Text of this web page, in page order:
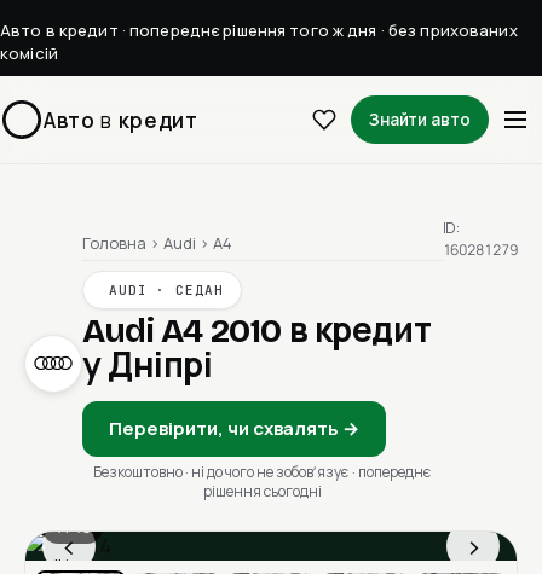
Авто в кредит · попереднє рішення того ж дня · без прихованих
комісій
Авто в кредит Знайти авто
Головна › Audi › A4
AUDI · СЕДАН
Audi A4 2010 в кредит
у Дніпрі
Перевірити, чи схвалять →
Безкоштовно · ні до чого не зобовʼязує · попереднє
рішення сьогодні
ID:
160281279
‹ ›
1 / 13
Ціна в місяць